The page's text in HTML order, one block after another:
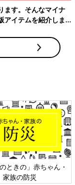
ことは、食材の在
です」（くぅちゃ
！
位で考えてみては
曜日が肉などと、ざ
バランスがいい献
くても自分が得意
思います。
レーなどとメイン
ます。そんなマイナ
アイテムを紹介しま
ときの」赤ちゃん・
家族の防災